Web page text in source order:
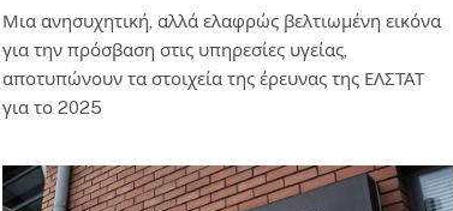
Μια ανησυχητική, αλλά ελαφρώς βελτιωμένη εικόνα
για την πρόσβαση στις υπηρεσίες υγείας,
αποτυπώνουν τα στοιχεία της έρευνας της ΕΛΣΤΑΤ
για το 2025